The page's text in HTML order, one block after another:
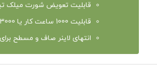
قابلیت تعویض شورت میلک
قابلیت 1000 ساعت کار یا 3000 بار دوشش (20% بیشتر از سایر لاینر ها)
انتهای لاینر صاف و مسطح